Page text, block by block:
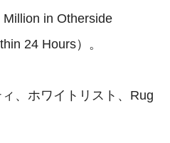
Million in Otherside
24 Hours）。
、ホワイトリスト、Rug